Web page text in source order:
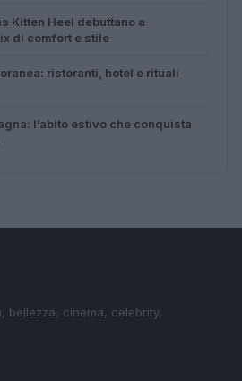
Kitten Heel debuttano a
di comfort e stile
ristoranti, hotel e rituali
l’abito estivo che conquista
bellezza, cinema, celebrity,